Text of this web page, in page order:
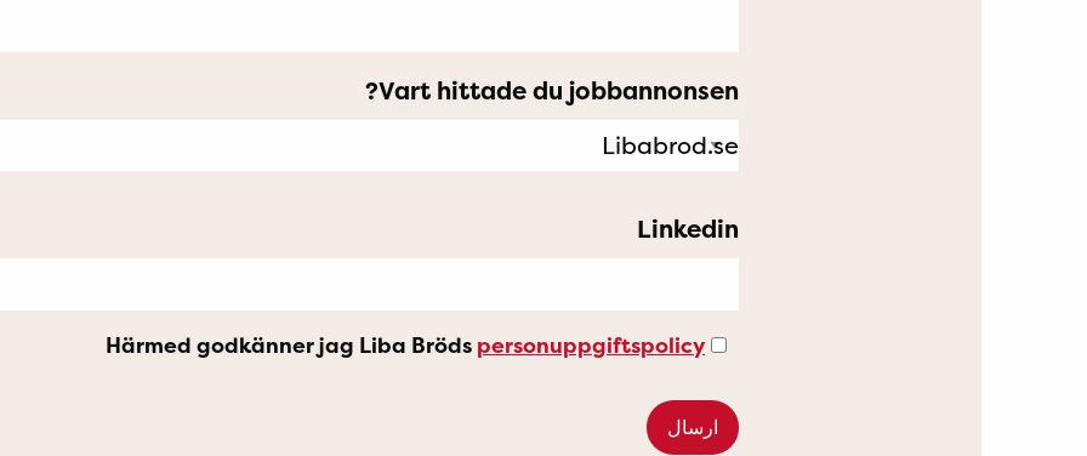
Vart hittade du jobbannonsen?
Linkedin
Härmed godkänner jag Liba Bröds personuppgiftspolicy